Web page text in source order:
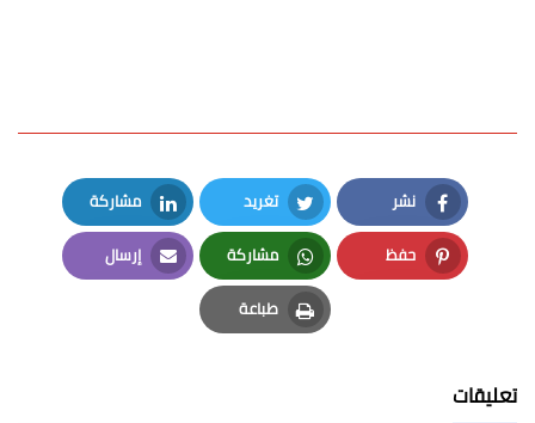
نشر
Facebook
تغريد
Twitter
مشاركة
LinkedIn
حفظ
Pinterest
مشاركة
Whatsapp
إرسال
Email
طباعة
Print
تعليقات